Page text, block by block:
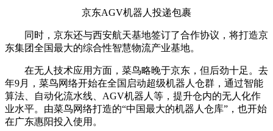
京东AGV机器人投递包裹
同时，京东还与西安航天基地签订了合作协议，将打造京
东集团全国最大的综合性智慧物流产业基地。
在无人技术应用方面，菜鸟略晚于京东，但后劲十足。去
年9月，菜鸟网络开始在全国启动超级机器人仓群，通过智能
算法、自动化流水线、AGV机器人等，提升仓内的无人化作
业水平。由菜鸟网络打造的“中国最大的机器人仓库”，也开始
在广东惠阳投入使用。